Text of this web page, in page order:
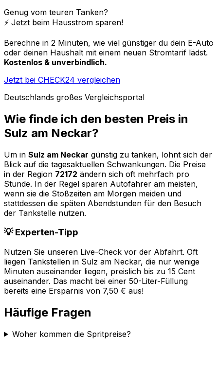
Genug vom teuren Tanken?
⚡️ Jetzt beim Hausstrom sparen!
Berechne in 2 Minuten, wie viel günstiger du dein E-Auto
oder deinen Haushalt mit einem neuen Stromtarif lädst.
Kostenlos & unverbindlich.
Jetzt bei CHECK24 vergleichen
Deutschlands großes Vergleichsportal
Wie finde ich den besten Preis in
Sulz am Neckar?
Um in Sulz am Neckar günstig zu tanken, lohnt sich der
Blick auf die tagesaktuellen Schwankungen. Die Preise
in der Region 72172 ändern sich oft mehrfach pro
Stunde. In der Regel sparen Autofahrer am meisten,
wenn sie die Stoßzeiten am Morgen meiden und
stattdessen die späten Abendstunden für den Besuch
der Tankstelle nutzen.
💡 Experten-Tipp
Nutzen Sie unseren Live-Check vor der Abfahrt. Oft
liegen Tankstellen in Sulz am Neckar, die nur wenige
Minuten auseinander liegen, preislich bis zu 15 Cent
auseinander. Das macht bei einer 50-Liter-Füllung
bereits eine Ersparnis von 7,50 € aus!
Häufige Fragen
Woher kommen die Spritpreise?